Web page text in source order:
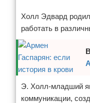
Разное про
Холл Эдвард
работать в
Э. Холл-младший
коммуникации,